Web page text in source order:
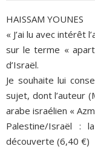
HAISSAM YOUNES
« J’ai lu avec intérêt
sur le terme «
d’Israël.
Je souhaite lui
sujet, dont l’auteur
arabe israélien «
Palestine/Israël :
découverte (6,40 €)